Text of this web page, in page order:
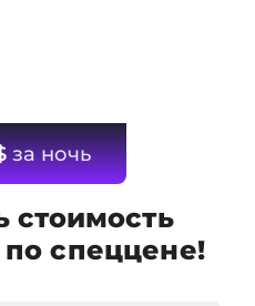
за ночь
стоимость
спеццене!